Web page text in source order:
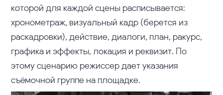
которой для каждой сцены расписывается:
хронометраж, визуальный кадр (берется из
раскадровки), действие, диалоги, план, ракурс,
графика и эффекты, локация и реквизит. По
этому сценарию режиссер дает указания
съёмочной группе на площадке.